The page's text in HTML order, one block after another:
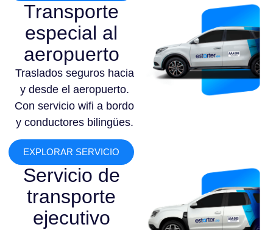
Transporte
especial al
aeropuerto
Traslados seguros hacia
y desde el aeropuerto.
Con servicio wifi a bordo
y conductores bilingües.
EXPLORAR SERVICIO
Servicio de
transporte
ejecutivo